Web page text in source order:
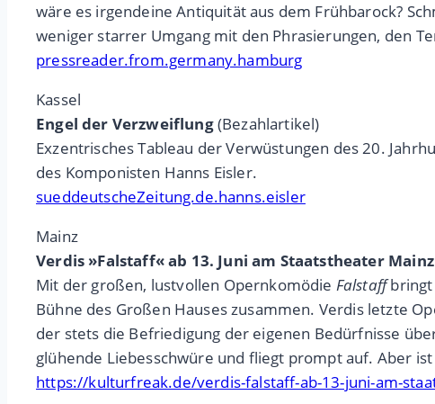
wäre es irgend­eine Anti­qui­tät aus dem Früh­ba­rock?
weni­ger star­rer Umgang mit den Phra­sie­run­gen, den
pressreader.from.germany.hamburg
Kassel
Engel der Verzweiflung(Bezahlartikel)
Exzentrisches Tableau der Verwüstungen des 20.
des Komponisten Hanns Eisler.
sueddeutscheZeitung.de.hanns.eisler
Mainz
Verdis »Falstaff« ab 13. Juni am Staatstheater Mainz
Mit der großen, lustvollen Opernkomödie Falstaffbringt
Bühne des Großen Hauses zusammen. Verdis letzte
der stets die Befriedigung der eigenen Bedürfnisse
glühende Liebesschwüre und fliegt prompt auf. Aber
https://kulturfreak.de/verdis-falstaff-ab-13-juni-am-